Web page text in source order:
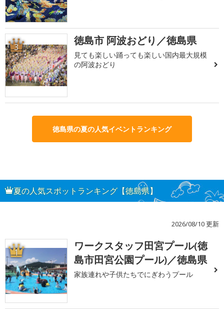
3 徳島市 阿波おどり／徳島県
見ても楽しい踊っても楽しい国内最大規模
の阿波おどり
徳島県の夏の人気イベントランキング
夏の人気スポットランキング【徳島県】
2026/08/10 更新
1
ワークスタッフ田宮プール(徳
島市田宮公園プール)／徳島県
家族連れや子供たちでにぎわうプール